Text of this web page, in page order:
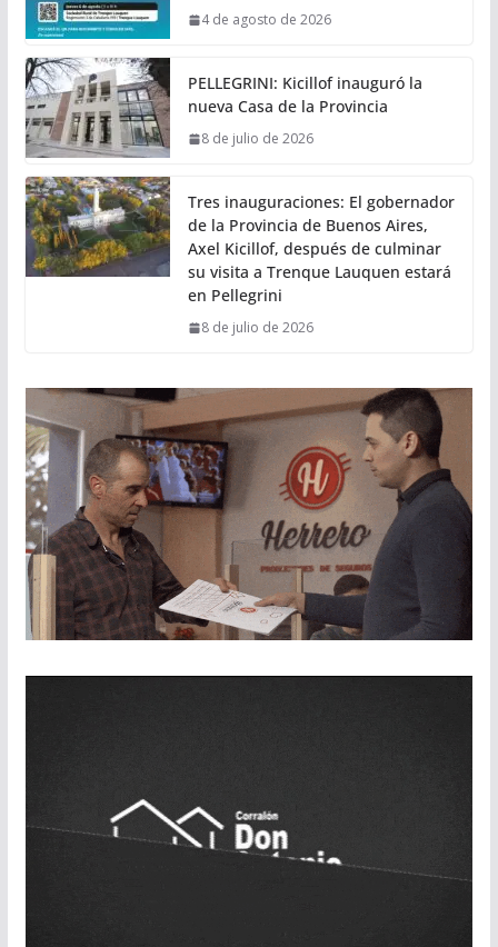
4 de agosto de 2026
PELLEGRINI: Kicillof inauguró la
nueva Casa de la Provincia
8 de julio de 2026
Tres inauguraciones: El gobernador
de la Provincia de Buenos Aires,
Axel Kicillof, después de culminar
su visita a Trenque Lauquen estará
en Pellegrini
8 de julio de 2026